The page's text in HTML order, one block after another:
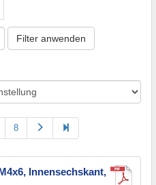
16(26)
18(15)
25
30(22)
35(11)
38,1
(1)
50 (8)
Filter anwenden
8
Innensechskant,